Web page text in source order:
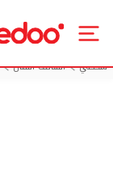
شخصي
الهاتف النقال